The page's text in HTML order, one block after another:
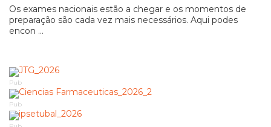
Os exames nacionais estão a chegar e os momentos de
preparação são cada vez mais necessários. Aqui podes
encon ...
Pub
Pub